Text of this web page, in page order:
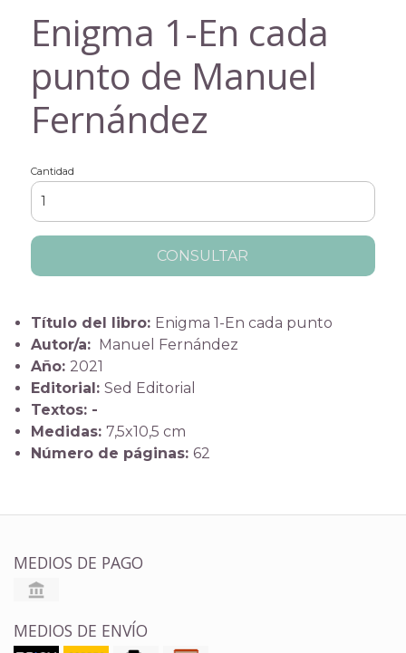
Enigma 1-En cada
punto de Manuel
Fernández
Cantidad
CONSULTAR
Título del libro: Enigma 1-En cada punto
Autor/a: Manuel Fernández
Año: 2021
Editorial: Sed Editorial
Textos: -
Medidas: 7,5x10,5 cm
Número de páginas: 62
MEDIOS DE PAGO
MEDIOS DE ENVÍO